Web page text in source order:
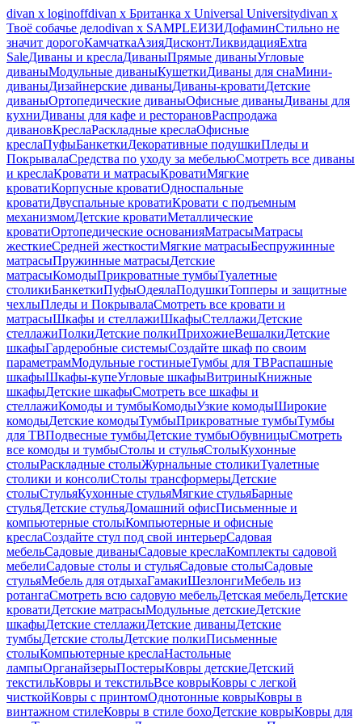
divan х loginoffdivan х Британка х Universal Universitydivan х
Твоё собачье делоdivan х SAMPLEИЗИДофаминСтильно не
значит дорогоКамчаткаАзияДисконтЛиквидацияExtra
SaleДиваны и креслаДиваныПрямые диваныУгловые
диваныМодульные диваныКушеткиДиваны для снаМини-
диваныДизайнерские диваныДиваны-кроватиДетские
диваныОртопедические диваныОфисные диваныДиваны для
кухниДиваны для кафе и ресторановРаспродажа
дивановКреслаРаскладные креслаОфисные
креслаПуфыБанкеткиДекоративные подушкиПледы и
ПокрывалаСредства по уходу за мебельюСмотреть все диваны
и креслаКровати и матрасыКроватиМягкие
кроватиКорпусные кроватиОдноспальные
кроватиДвуспальные кроватиКровати с подъемным
механизмомДетские кроватиМеталлические
кроватиОртопедические основанияМатрасыМатрасы
жесткиеСредней жесткостиМягкие матрасыБеспружинные
матрасыПружинные матрасыДетские
матрасыКомодыПрикроватные тумбыТуалетные
столикиБанкеткиПуфыОдеялаПодушкиТопперы и защитные
чехлыПледы и ПокрывалаСмотреть все кровати и
матрасыШкафы и стеллажиШкафыСтеллажиДетские
стеллажиПолкиДетские полкиПрихожиеВешалкиДетские
шкафыГардеробные системыСоздайте шкаф по своим
параметрамМодульные гостиныеТумбы для ТВРаспашные
шкафыШкафы-купеУгловые шкафыВитриныКнижные
шкафыДетские шкафыСмотреть все шкафы и
стеллажиКомоды и тумбыКомодыУзкие комодыШирокие
комодыДетские комодыТумбыПрикроватные тумбыТумбы
для ТВПодвесные тумбыДетские тумбыОбувницыСмотреть
все комоды и тумбыСтолы и стульяСтолыКухонные
столыРаскладные столыЖурнальные столикиТуалетные
столики и консолиСтолы трансформерыДетские
столыСтульяКухонные стульяМягкие стульяБарные
стульяДетские стульяДомашний офисПисьменные и
компьютерные столыКомпьютерные и офисные
креслаСоздайте стул под свой интерьерСадовая
мебельСадовые диваныСадовые креслаКомплекты садовой
мебелиСадовые столы и стульяСадовые столыСадовые
стульяМебель для отдыхаГамакиШезлонгиМебель из
ротангаСмотреть всю садовую мебельДетская мебельДетские
кроватиДетские матрасыМодульные детскиеДетские
шкафыДетские стеллажиДетские диваныДетские
тумбыДетские столыДетские полкиПисьменные
столыКомпьютерные креслаНастольные
лампыОрганайзерыПостерыКовры детскиеДетский
текстильКовры и текстильВсе коврыКовры с легкой
чисткойКовры с принтомОднотонные коврыКовры в
винтажном стилеКовры в стиле бохоДетские коврыКовры для